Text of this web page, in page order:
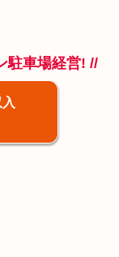
駐車場経営! //